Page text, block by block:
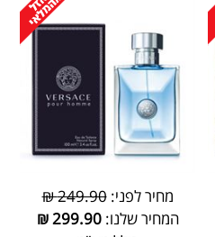
מחיר לפני:249.90 ₪
המחיר שלנו:299.90
₪